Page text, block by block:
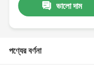
ভালো দাম
পণ্যের বর্ণনা